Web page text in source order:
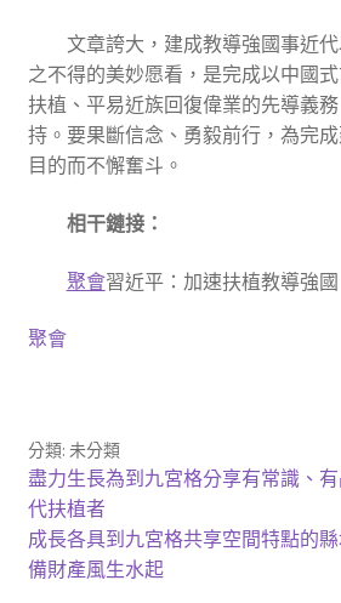
文章誇大，建成教導強國事近
之不得的美妙愿看，是完成以中國
扶植、平易近族回復偉業的先導義
持。要果斷信念、勇毅前行，為完
目的而不懈奮斗。
相干鏈接：
聚會習近平：加速扶植教導強國
聚會
分類: 未分類
文
章
導
上
一
篇
文
盡力生長為到九宮格分享有常識、
代扶植者
下
一
成長各具到九宮格共享空間特點的
備財產風生水起